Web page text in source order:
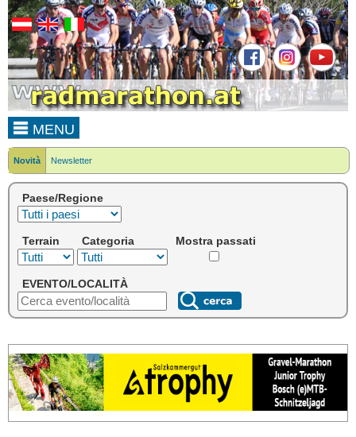
MENU
Novità Newsletter
Paese/Regione
Terrain Categoria Mostra passati
EVENTO/LOCALITÀ